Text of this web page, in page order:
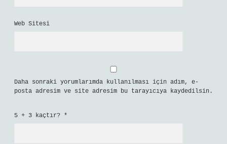
Web Sitesi
Daha sonraki yorumlarımda kullanılması için adım, e-
posta adresim ve site adresim bu tarayıcıya kaydedilsin.
5 + 3 kaçtır? *